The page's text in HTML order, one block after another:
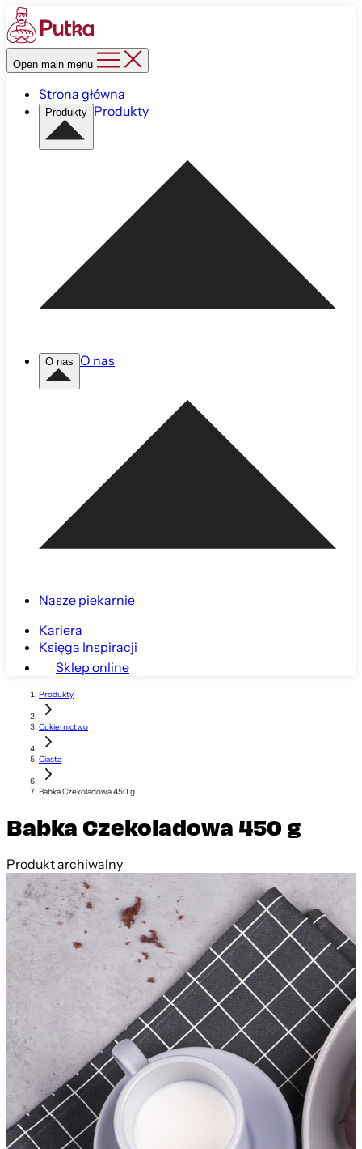
Open main menu
Strona główna
Produkty Produkty
O nas O nas
Nasze piekarnie
Kariera
Księga Inspiracji
Sklep online
Produkty
Cukiernictwo
Ciasta
Babka Czekoladowa 450 g
Babka Czekoladowa 450 g
Produkt archiwalny